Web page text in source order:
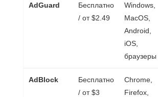
AdGuard
Бесплатно
/ от $2.49
Windows,
MacOS,
Android,
iOS,
браузеры
AdBlock
Бесплатно
/ от $3
Chrome,
Firefox,